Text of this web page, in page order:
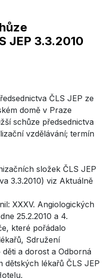
JEP 3.3.2010
ČLS JEP ze
domě v Praze
schůze předsednictva
vzdělávání; termín
složek ČLS JEP
3.3.2010) viz Aktuálně
XXXV. Angiologických
25.2.2010 a 4.
které pořádalo
Sdružení
a dorost a Odborná
lékařů ČLS JEP